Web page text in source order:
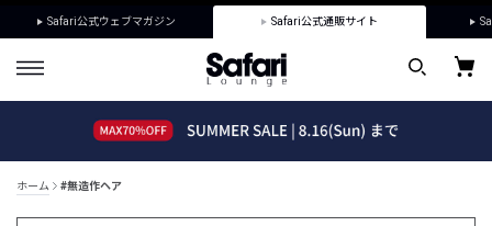
Safari公式ウェブマガジン Safari公式通販サイト
ホーム #無造作ヘア